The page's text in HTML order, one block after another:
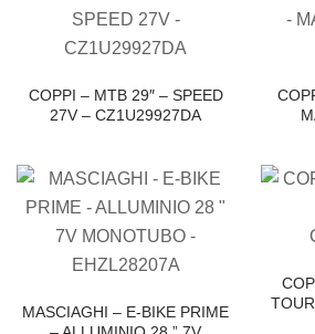
COPPI – MTB 29″ – SPEED
27V – CZ1U29927DA
MASCIAGHI – E-BIKE PRIME